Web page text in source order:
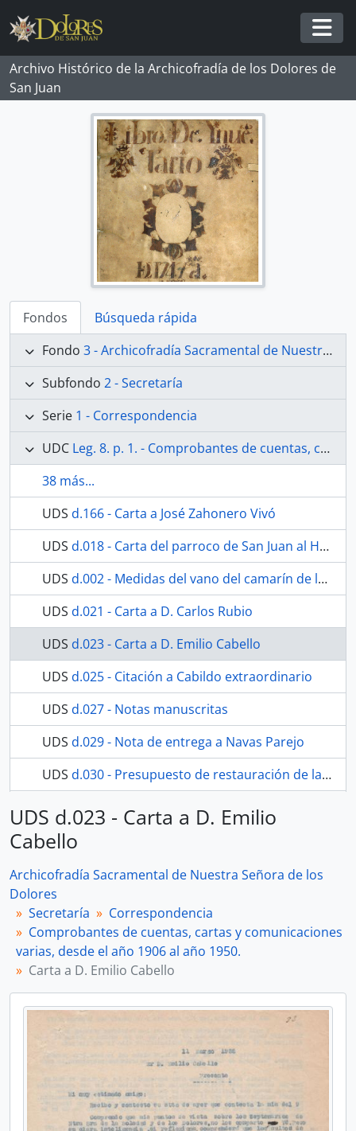
Skip to main content
Archivo Histórico de la Archicofradía de los Dolores de
San Juan
Fondos
Búsqueda rápida
Fondo 3 - Archicofradía Sacramental de Nuestra Señora de los Dolores
Subfondo 2 - Secretaría
Serie 1 - Correspondencia
UDC Leg. 8. p. 1. - Comprobantes de cuentas, cartas y comunicaciones varias, desde el año 1906 al año 1950.
38 más...
UDS d.166 - Carta a José Zahonero Vivó
UDS d.018 - Carta del parroco de San Juan al Hermano Mayor
UDS d.002 - Medidas del vano del camarín de la Virgen de los Dolores
UDS d.021 - Carta a D. Carlos Rubio
UDS d.023 - Carta a D. Emilio Cabello
UDS d.025 - Citación a Cabildo extraordinario
UDS d.027 - Notas manuscritas
UDS d.029 - Nota de entrega a Navas Parejo
UDS d.030 - Presupuesto de restauración de la Virgen de los Dolores y su trono de plata
119 más...
UDS d.023 - Carta a D. Emilio
Cabello
Archicofradía Sacramental de Nuestra Señora de los
Dolores
Secretaría
Correspondencia
Comprobantes de cuentas, cartas y comunicaciones
varias, desde el año 1906 al año 1950.
Carta a D. Emilio Cabello